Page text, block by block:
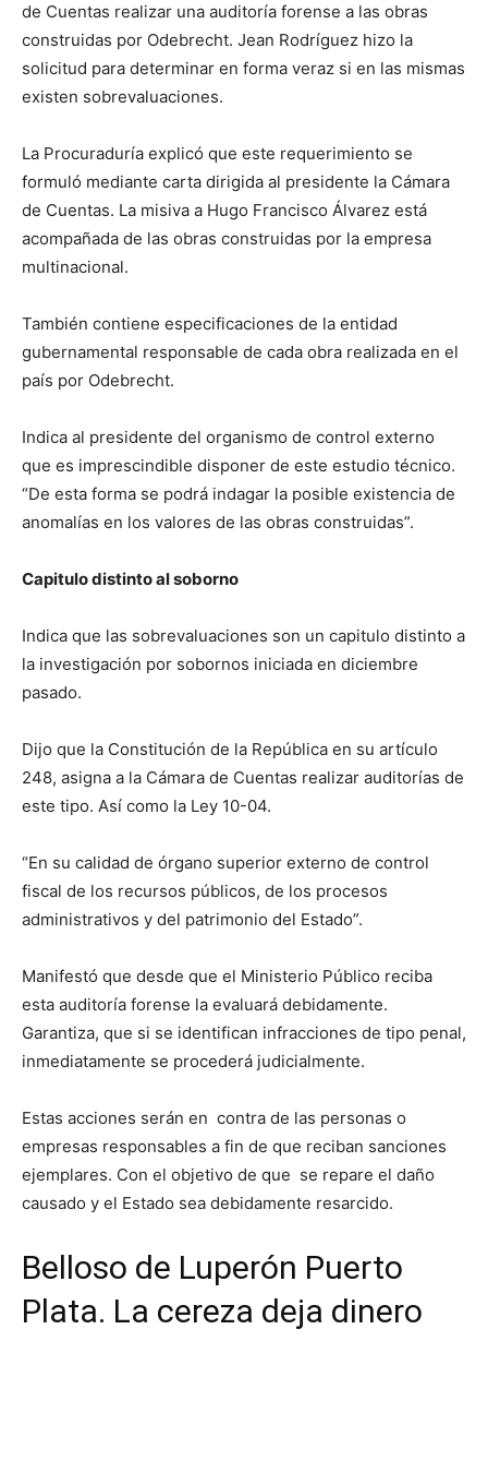
de Cuentas realizar una auditoría forense a las obras
construidas por Odebrecht. Jean Rodríguez hizo la
solicitud para determinar en forma veraz si en las mismas
existen sobrevaluaciones.
La Procuraduría explicó que este requerimiento se
formuló mediante carta dirigida al presidente la Cámara
de Cuentas. La misiva a Hugo Francisco Álvarez está
acompañada de las obras construidas por la empresa
multinacional.
También contiene especificaciones de la entidad
gubernamental responsable de cada obra realizada en el
país por Odebrecht.
Indica al presidente del organismo de control externo
que es imprescindible disponer de este estudio técnico.
“De esta forma se podrá indagar la posible existencia de
anomalías en los valores de las obras construidas”.
Capitulo distinto al soborno
Indica que las sobrevaluaciones son un capitulo distinto a
la investigación por sobornos iniciada en diciembre
pasado.
Dijo que la Constitución de la República en su artículo
248, asigna a la Cámara de Cuentas realizar auditorías de
este tipo. Así como la Ley 10-04.
“En su calidad de órgano superior externo de control
fiscal de los recursos públicos, de los procesos
administrativos y del patrimonio del Estado”.
Manifestó que desde que el Ministerio Público reciba
esta auditoría forense la evaluará debidamente.
Garantiza, que si se identifican infracciones de tipo penal,
inmediatamente se procederá judicialmente.
Estas acciones serán en contra de las personas o
empresas responsables a fin de que reciban sanciones
ejemplares. Con el objetivo de que se repare el daño
causado y el Estado sea debidamente resarcido.
Belloso de Luperón Puerto
Plata. La cereza deja dinero